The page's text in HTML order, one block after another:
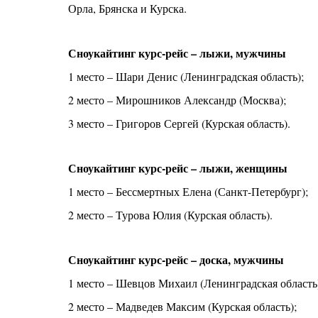
Орла, Брянска и Курска.
Сноукайтинг курс-рейс – лыжи, мужчины
1 место – Шари Денис (Ленинградская область);
2 место – Мирошников Александр (Москва);
3 место – Григоров Сергей (Курская область).
Сноукайтинг курс-рейс – лыжи, женщины
1 место – Бессмертных Елена (Санкт-Петербург);
2 место – Турова Юлия (Курская область).
Сноукайтинг курс-рейс – доска, мужчины
1 место – Шевцов Михаил (Ленинградская
2 место – Мадведев Максим (Курская область);